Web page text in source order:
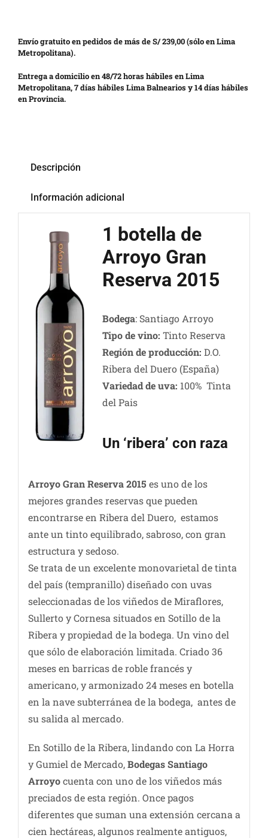
Envío gratuito en pedidos de más de S/ 239,00 (sólo en Lima
Metropolitana).
Entrega a domicilio en 48/72 horas hábiles en Lima
Metropolitana, 7 días hábiles Lima Balnearios y 14 días hábiles
en Provincia.
Descripción
Información adicional
1 botella de
Arroyo Gran
Reserva 2015
Bodega: Santiago Arroyo
Tipo de vino: Tinto Reserva
Región de producción: D.O.
Ribera del Duero (España)
Variedad de uva: 100% Tinta
del Pais
Un ‘ribera’ con raza
Arroyo Gran Reserva 2015 es uno de los
mejores grandes reservas que pueden
encontrarse en Ribera del Duero, estamos
ante un tinto equilibrado, sabroso, con gran
estructura y sedoso.
Se trata de un excelente monovarietal de tinta
del país (tempranillo) diseñado con uvas
seleccionadas de los viñedos de Miraflores,
Sullerto y Cornesa situados en Sotillo de la
Ribera y propiedad de la bodega. Un vino del
que sólo de elaboración limitada. Criado 36
meses en barricas de roble francés y
americano, y armonizado 24 meses en botella
en la nave subterránea de la bodega, antes de
su salida al mercado.
En Sotillo de la Ribera, lindando con La Horra
y Gumiel de Mercado,Bodegas Santiago
Arroyocuenta con uno de los viñedos más
preciados de esta región. Once pagos
diferentes que suman una extensión cercana a
cien hectáreas, algunos realmente antiguos,